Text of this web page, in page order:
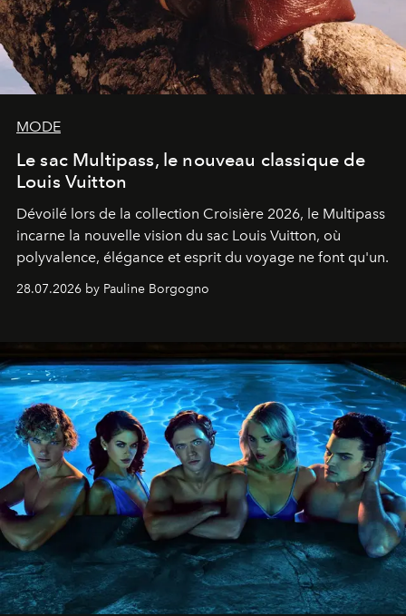
MODE
Le sac Multipass, le nouveau classique de
Louis Vuitton
Dévoilé lors de la collection Croisière 2026, le Multipass
incarne la nouvelle vision du sac Louis Vuitton, où
polyvalence, élégance et esprit du voyage ne font qu'un.
28.07.2026 by Pauline Borgogno